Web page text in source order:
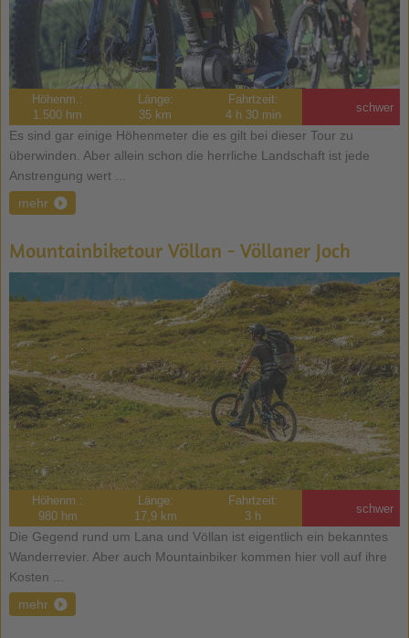
Höhenm.:
1.500 hm
Länge:
35 km
Fahrtzeit:
4 h 30 min
schwer
Es sind gar einige Höhenmeter die es gilt bei dieser Tour zu
überwinden. Aber allein schon die herrliche Landschaft ist jede
Anstrengung wert ...
mehr
Mountainbiketour Völlan - Völlaner Joch
Höhenm.:
980 hm
Länge:
17,9 km
Fahrtzeit:
3 h
schwer
Die Gegend rund um Lana und Völlan ist eigentlich ein bekanntes
Wanderrevier. Aber auch Mountainbiker kommen hier voll auf ihre
Kosten ...
mehr